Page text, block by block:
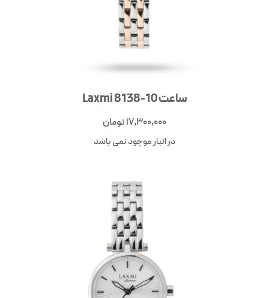
ساعت Laxmi 8138-10
17,300,000تومان
در انبار موجود نمی باشد